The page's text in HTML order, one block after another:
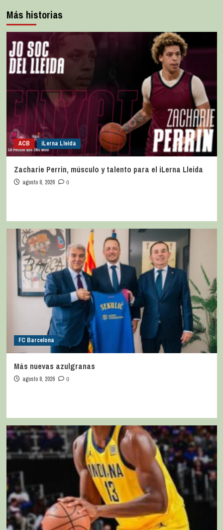
Más historias
ACB iLerna Lleida
Zacharie Perrin, músculo y talento para el iLerna Lleida
agosto 8, 2026 0
FC Barcelona
Más nuevas azulgranas
agosto 8, 2026 0